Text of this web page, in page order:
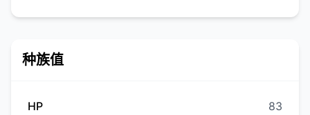
种族值
HP 83